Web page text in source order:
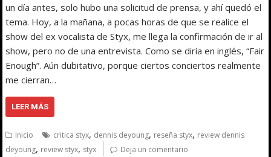
un día antes, solo hubo una solicitud de prensa, y ahí quedó el
tema. Hoy, a la mañana, a pocas horas de que se realice el
show del ex vocalista de Styx, me llega la confirmación de ir al
show, pero no de una entrevista. Como se diría en inglés, “Fair
Enough”. Aún dubitativo, porque ciertos conciertos realmente
me cierran…
LEER MÁS
Inicio critica styx, dennis deyoung, reseña styx, review dennis
deyoung, review styx, styx Deja un comentario